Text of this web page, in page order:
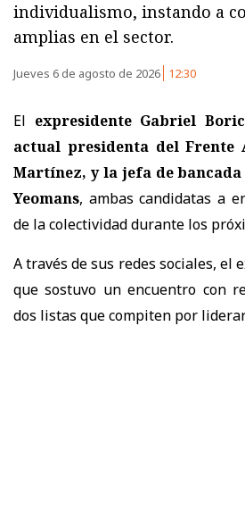
individualismo, instando a
amplias en el sector.
Jueves 6 de agosto de 2026 12:30
El expresidente Gabriel
actual presidenta del Frente
Martínez, y la jefa de
Yeomans, ambas candidatas a
de la colectividad durante los
A través de sus redes sociales, el
que sostuvo un encuentro con
dos listas que compiten por